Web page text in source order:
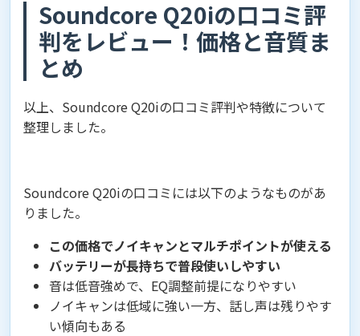
Soundcore Q20iの口コミ評
判をレビュー！価格と音質ま
とめ
以上、Soundcore Q20iの口コミ評判や特徴について
整理しました。
Soundcore Q20iの口コミには以下のようなものがあ
りました。
この価格でノイキャンとマルチポイントが使える
バッテリーが長持ちで普段使いしやすい
音は低音強めで、EQ調整前提になりやすい
ノイキャンは低域に強い一方、話し声は残りやす
い傾向もある